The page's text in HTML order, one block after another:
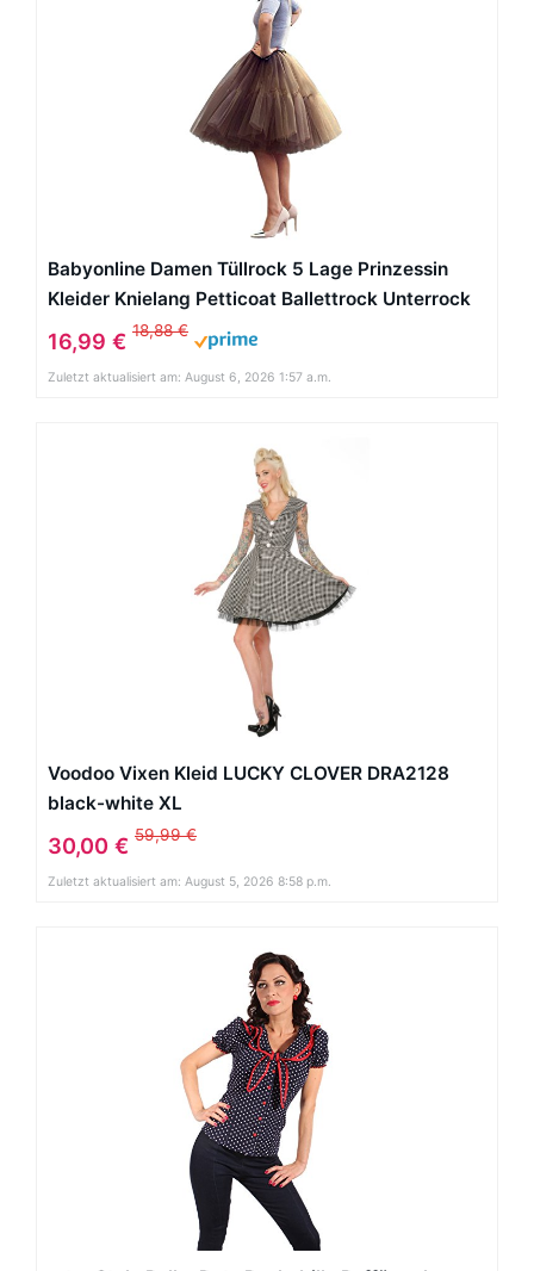
Babyonline Damen Tüllrock 5 Lage Prinzessin
Kleider Knielang Petticoat Ballettrock Unterrock
Pettiskirt Swing One Size
16,99 € 18,88 €
Zuletzt aktualisiert am: August 6, 2026 1:57 a.m.
Voodoo Vixen Kleid LUCKY CLOVER DRA2128
black-white XL
30,00 € 59,99 €
Zuletzt aktualisiert am: August 5, 2026 8:58 p.m.